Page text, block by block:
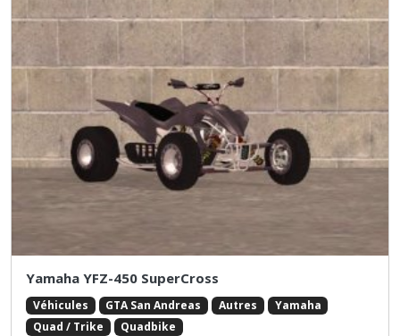
Yamaha YFZ-450 SuperCross
Véhicules GTA San Andreas Autres
Yamaha
Quad / Trike
Quadbike